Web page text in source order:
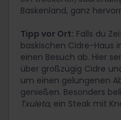
Baskenland, ganz
Tipp vor Ort: Falls du
baskischen Cidre-Haus
einen Besuch ab. Hier
über großzügig Cidre
um einen gelungenen
genießen. Besonders
Txuleta, ein Steak mit